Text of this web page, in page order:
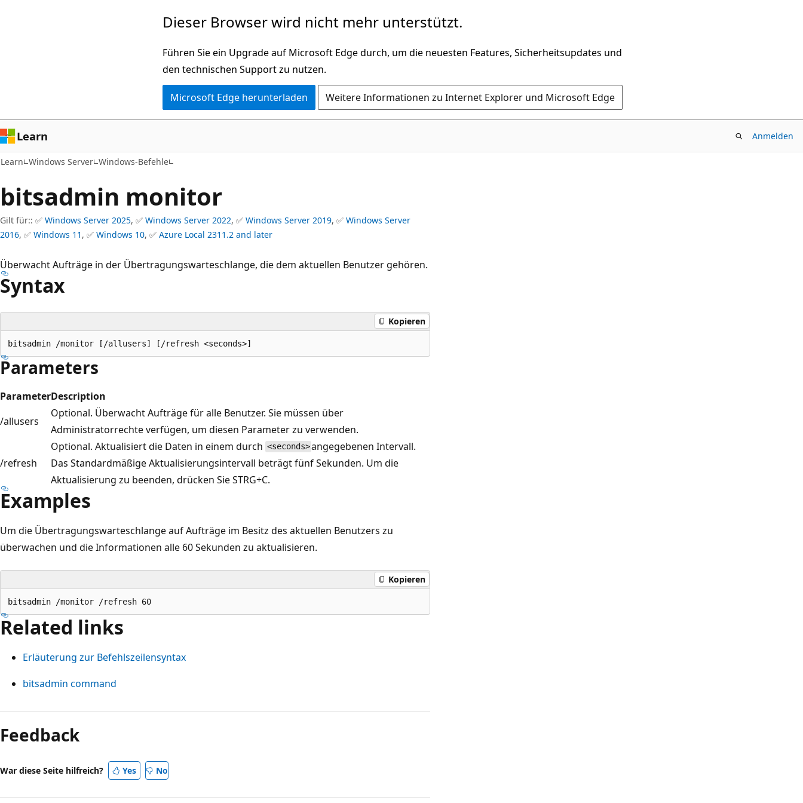
Dieser Browser wird nicht mehr unterstützt.
Führen Sie ein Upgrade auf Microsoft Edge durch, um die neuesten Features, Sicherheitsupdates und
den technischen Support zu nutzen.
Microsoft Edge herunterladen Weitere Informationen zu Internet Explorer und Microsoft Edge
Learn Anmelden
Learn Windows Server Windows-Befehle
bitsadmin monitor
Gilt für:: ✅ Windows Server 2025, ✅ Windows Server 2022, ✅ Windows Server 2019, ✅ Windows Server
2016, ✅ Windows 11 , ✅ Windows 10, ✅ Azure Local 2311.2 and later
Überwacht Aufträge in der Übertragungswarteschlange, die dem aktuellen Benutzer gehören.
Syntax
Kopieren
Parameters
ParameterDescription
/allusers
Optional. Überwacht Aufträge für alle Benutzer. Sie müssen über
Administratorrechte verfügen, um diesen Parameter zu verwenden.
/refresh
Optional. Aktualisiert die Daten in einem durch <seconds>angegebenen Intervall.
Das Standardmäßige Aktualisierungsintervall beträgt fünf Sekunden. Um die
Aktualisierung zu beenden, drücken Sie STRG+C.
Examples
Um die Übertragungswarteschlange auf Aufträge im Besitz des aktuellen Benutzers zu
überwachen und die Informationen alle 60 Sekunden zu aktualisieren.
Kopieren
Related links
Erläuterung zur Befehlszeilensyntax
bitsadmin command
Lesemodus
deaktiviert
Feedback
War diese Seite hilfreich? Yes No